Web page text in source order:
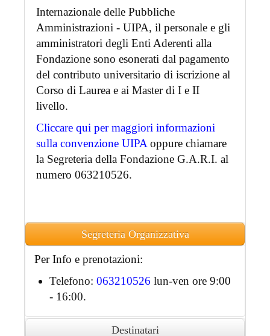
Internazionale delle Pubbliche
Amministrazioni - UIPA, il personale e gli
amministratori degli Enti Aderenti alla
Fondazione sono esonerati dal pagamento
del contributo universitario di iscrizione al
Corso di Laurea e ai Master di I e II
livello.
Cliccare qui per maggiori informazioni
sulla convenzione UIPAoppure chiamare
la Segreteria della Fondazione G.A.R.I. al
numero 063210526.
Segreteria Organizzativa
Per Info e prenotazioni:
Telefono: 063210526 lun-ven ore 9:00
- 16:00.
Destinatari